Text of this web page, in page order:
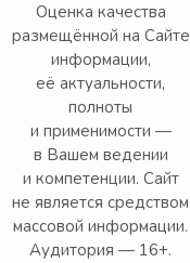
Оценка качества
размещённой на Сайте
информации,
её актуальности,
полноты
и применимости —
в Вашем ведении
и компетенции. Сайт
не является средством
массовой информации.
Аудитория — 16+.